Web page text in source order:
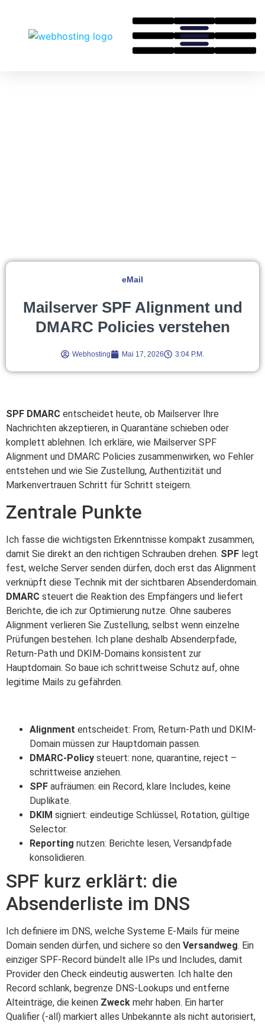
eMail
Mailserver SPF Alignment und
DMARC Policies verstehen
Webhosting Mai 17, 2026 3:04 P.m.
SPF DMARC entscheidet heute, ob Mailserver Ihre
Nachrichten akzeptieren, in Quarantäne schieben oder
komplett ablehnen. Ich erkläre, wie Mailserver SPF
Alignment und DMARC Policies zusammenwirken, wo Fehler
entstehen und wie Sie Zustellung, Authentizität und
Markenvertrauen Schritt für Schritt steigern.
Zentrale Punkte
Ich fasse die wichtigsten Erkenntnisse kompakt zusammen,
damit Sie direkt an den richtigen Schrauben drehen. SPF legt
fest, welche Server senden dürfen, doch erst das Alignment
verknüpft diese Technik mit der sichtbaren Absenderdomain.
DMARC steuert die Reaktion des Empfängers und liefert
Berichte, die ich zur Optimierung nutze. Ohne sauberes
Alignment verlieren Sie Zustellung, selbst wenn einzelne
Prüfungen bestehen. Ich plane deshalb Absenderpfade,
Return-Path und DKIM-Domains konsistent zur
Hauptdomain. So baue ich schrittweise Schutz auf, ohne
legitime Mails zu gefährden.
Alignment entscheidet: From, Return-Path und DKIM-
Domain müssen zur Hauptdomain passen.
DMARC-Policy steuert: none, quarantine, reject –
schrittweise anziehen.
SPF aufräumen: ein Record, klare Includes, keine
Duplikate.
DKIM signiert: eindeutige Schlüssel, Rotation, gültige
Selector.
Reporting nutzen: Berichte lesen, Versandpfade
konsolidieren.
SPF kurz erklärt: die
Absenderliste im DNS
Ich definiere im DNS, welche Systeme E-Mails für meine
Domain senden dürfen, und sichere so den Versandweg. Ein
einziger SPF-Record bündelt alle IPs und Includes, damit
Provider den Check eindeutig auswerten. Ich halte den
Record schlank, begrenze DNS-Lookups und entferne
Alteinträge, die keinen Zweck mehr haben. Ein harter
Qualifier (-all) markiert alles Unbekannte als nicht autorisiert,